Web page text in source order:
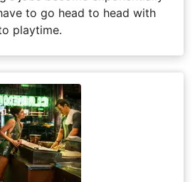
to go head to head with
playtime.